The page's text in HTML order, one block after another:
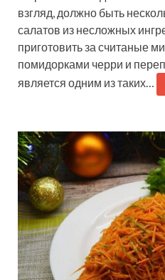
взгляд, должно быть
салатов из несложных
приготовить за считаные
помидорками черри и
является одним из таких…